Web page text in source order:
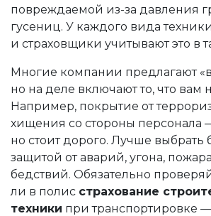
повреждаемой из-за давления
гусениц. У каждого вида
и страховщики учитывают это в
Многие компании предлагают
но на деле включают то, что вам
Например, покрытие от
хищения со стороны персонала
но стоит дорого. Лучше выбрать
защитой от аварий, угона,
бедствий. Обязательно
ли в полис страхование
техники при транспортировке